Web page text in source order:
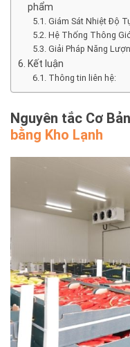
phẩm
Giám Sát Nhiệt Độ
Hệ Thống Thông
Giải Pháp Năng
Kết luận
Thông tin liên hệ:
Nguyên tắc Cơ
bằng Kho Lạnh